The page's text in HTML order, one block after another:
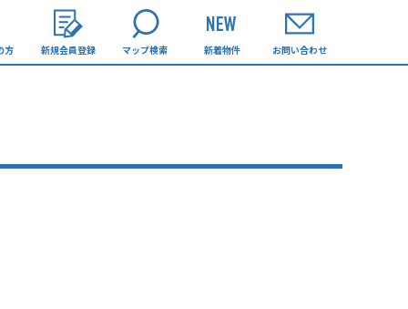
方 新規会員登録 マップ検索 新着物件 お問い合わせ